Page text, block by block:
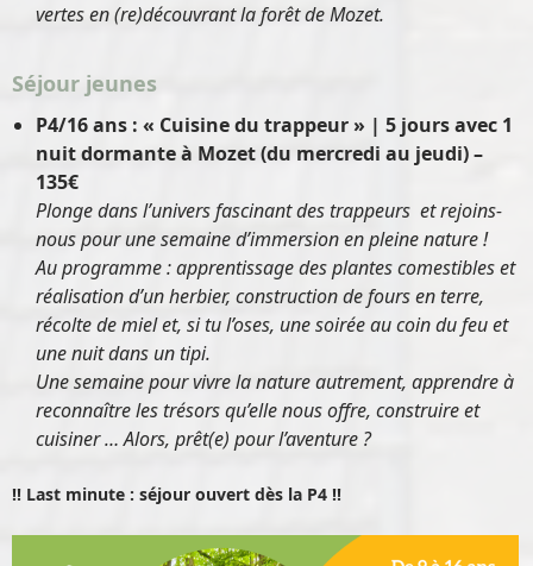
vertes en (re)découvrant la forêt de Mozet.
Séjour jeunes
P4/16 ans : « Cuisine du trappeur » | 5 jours avec 1
nuit dormante à Mozet (du mercredi au jeudi) –
135€
Plonge dans l’univers fascinant des trappeurs et rejoins-
nous pour une semaine d’immersion en pleine nature !
Au programme : apprentissage des plantes comestibles et
réalisation d’un herbier, construction de fours en terre,
récolte de miel et, si tu l’oses, une soirée au coin du feu et
une nuit dans un tipi.
Une semaine pour vivre la nature autrement, apprendre à
reconnaître les trésors qu’elle nous offre, construire et
cuisiner … Alors, prêt(e) pour l’aventure ?
!! Last minute : séjour ouvert dès la P4 !!